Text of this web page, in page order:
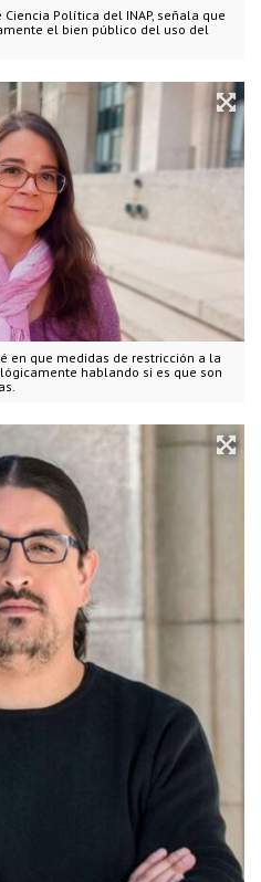
Política del INAP, señala que
el bien público del uso del
en que medidas de restricción a la
hablando si es que son